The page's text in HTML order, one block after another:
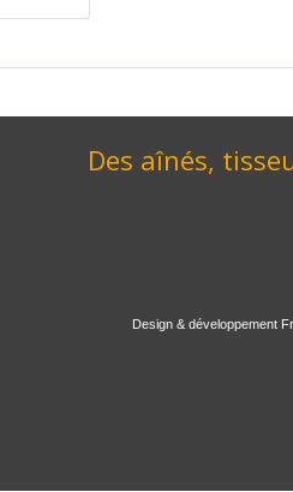
Des aînés,
Design & développement